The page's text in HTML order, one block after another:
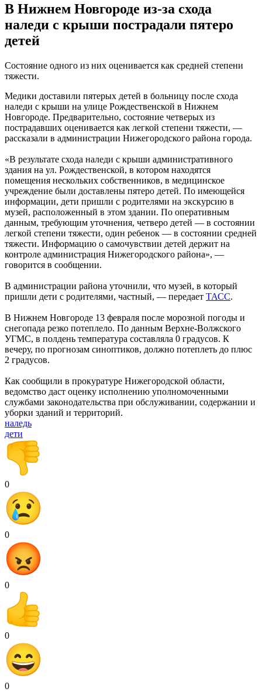
В Нижнем Новгороде из-за схода
наледи с крыши пострадали пятеро
детей
Состояние одного из них оценивается как средней степени
тяжести.
Медики доставили пятерых детей в больницу после схода
наледи с крыши на улице Рождественской в Нижнем
Новгороде. Предварительно, состояние четверых из
пострадавших оценивается как легкой степени тяжести, —
рассказали в администрации Нижегородского района города.
«В результате схода наледи с крыши административного
здания на ул. Рождественской, в котором находятся
помещения нескольких собственников, в медицинское
учреждение были доставлены пятеро детей. По имеющейся
информации, дети пришли с родителями на экскурсию в
музей, расположенный в этом здании. По оперативным
данным, требующим уточнения, четверо детей — в состоянии
легкой степени тяжести, один ребенок — в состоянии средней
тяжести. Информацию о самочувствии детей держит на
контроле администрация Нижегородского района», —
говорится в сообщении.
В администрации района уточнили, что музей, в который
пришли дети с родителями, частный, — передает ТАСС.
В Нижнем Новгороде 13 февраля после морозной погоды и
снегопада резко потеплело. По данным Верхне-Волжского
УГМС, в полдень температура составляла 0 градусов. К
вечеру, по прогнозам синоптиков, должно потеплеть до плюс
2 градусов.
Как сообщили в прокуратуре Нижегородской области,
ведомство даст оценку исполнению уполномоченными
службами законодательства при обслуживании, содержании и
уборки зданий и территорий.
наледь
дети
0
0
0
0
0